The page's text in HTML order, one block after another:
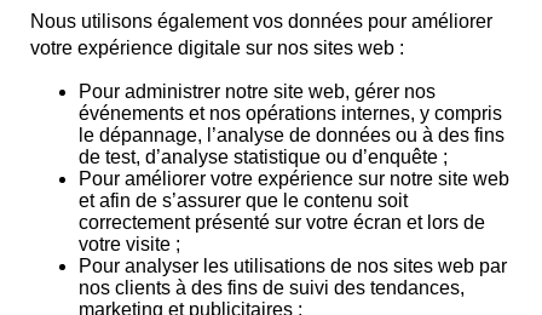
Nous utilisons également vos données pour améliorer
votre expérience digitale sur nos sites web :
Pour administrer notre site web, gérer nos
événements et nos opérations internes, y compris
le dépannage, l’analyse de données ou à des fins
de test, d’analyse statistique ou d’enquête ;
Pour améliorer votre expérience sur notre site web
et afin de s’assurer que le contenu soit
correctement présenté sur votre écran et lors de
votre visite ;
Pour analyser les utilisations de nos sites web par
nos clients à des fins de suivi des tendances,
marketing et publicitaires ;